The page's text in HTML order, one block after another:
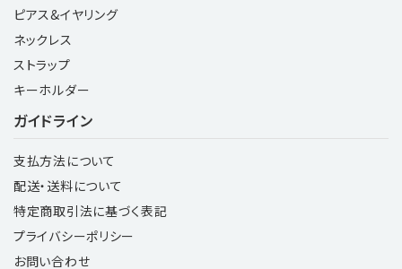
ピアス&イヤリング
ネックレス
ストラップ
キーホルダー
ガイドライン
支払方法について
配送・送料について
特定商取引法に基づく表記
プライバシーポリシー
お問い合わせ